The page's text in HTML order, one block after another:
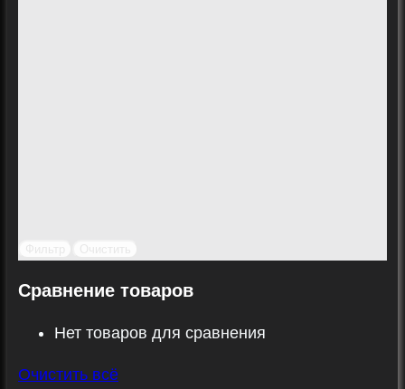
Сравнение товаров
Нет товаров для сравнения
Очистить всё